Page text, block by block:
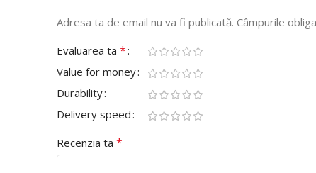
Adresa ta de email nu va fi publicată. Câmpurile
Evaluarea ta *
Value for money
Durability
Delivery speed
Recenzia ta *